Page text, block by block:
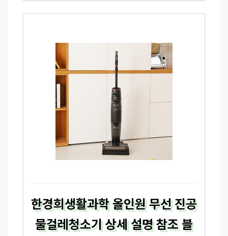
한경희생활과학 올인원 무선 진공
물걸레청소기 상세 설명 참조 블